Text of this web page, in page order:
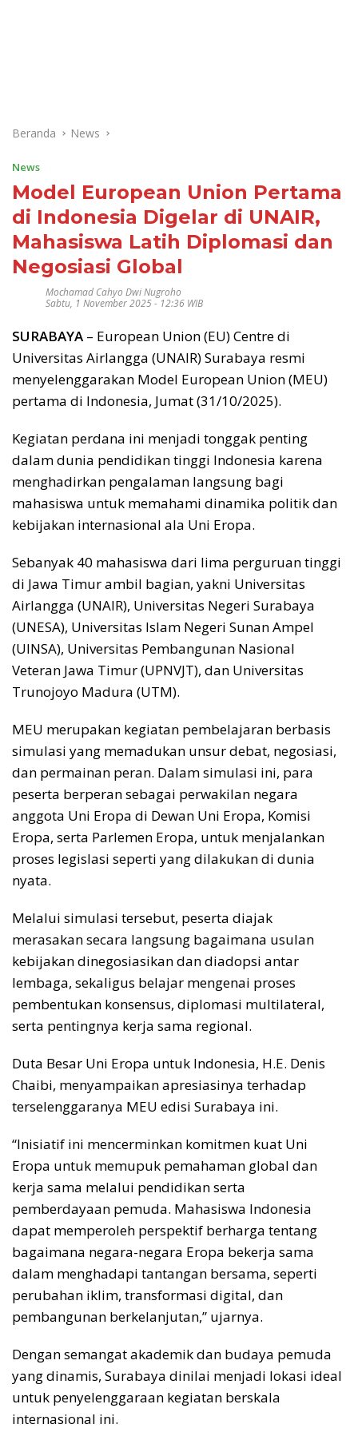
Beranda News
News
Model European Union Pertama
di Indonesia Digelar di UNAIR,
Mahasiswa Latih Diplomasi dan
Negosiasi Global
Mochamad Cahyo Dwi Nugroho
Sabtu, 1 November 2025 - 12:36 WIB
SURABAYA – European Union (EU) Centre di
Universitas Airlangga (UNAIR) Surabaya resmi
menyelenggarakan Model European Union (MEU)
pertama di Indonesia, Jumat (31/10/2025).
Kegiatan perdana ini menjadi tonggak penting
dalam dunia pendidikan tinggi Indonesia karena
menghadirkan pengalaman langsung bagi
mahasiswa untuk memahami dinamika politik dan
kebijakan internasional ala Uni Eropa.
Sebanyak 40 mahasiswa dari lima perguruan tinggi
di Jawa Timur ambil bagian, yakni Universitas
Airlangga (UNAIR), Universitas Negeri Surabaya
(UNESA), Universitas Islam Negeri Sunan Ampel
(UINSA), Universitas Pembangunan Nasional
Veteran Jawa Timur (UPNVJT), dan Universitas
Trunojoyo Madura (UTM).
MEU merupakan kegiatan pembelajaran berbasis
simulasi yang memadukan unsur debat, negosiasi,
dan permainan peran. Dalam simulasi ini, para
peserta berperan sebagai perwakilan negara
anggota Uni Eropa di Dewan Uni Eropa, Komisi
Eropa, serta Parlemen Eropa, untuk menjalankan
proses legislasi seperti yang dilakukan di dunia
nyata.
Melalui simulasi tersebut, peserta diajak
merasakan secara langsung bagaimana usulan
kebijakan dinegosiasikan dan diadopsi antar
lembaga, sekaligus belajar mengenai proses
pembentukan konsensus, diplomasi multilateral,
serta pentingnya kerja sama regional.
Duta Besar Uni Eropa untuk Indonesia, H.E. Denis
Chaibi, menyampaikan apresiasinya terhadap
terselenggaranya MEU edisi Surabaya ini.
“Inisiatif ini mencerminkan komitmen kuat Uni
Eropa untuk memupuk pemahaman global dan
kerja sama melalui pendidikan serta
pemberdayaan pemuda. Mahasiswa Indonesia
dapat memperoleh perspektif berharga tentang
bagaimana negara-negara Eropa bekerja sama
dalam menghadapi tantangan bersama, seperti
perubahan iklim, transformasi digital, dan
pembangunan berkelanjutan,” ujarnya.
Dengan semangat akademik dan budaya pemuda
yang dinamis, Surabaya dinilai menjadi lokasi ideal
untuk penyelenggaraan kegiatan berskala
internasional ini.